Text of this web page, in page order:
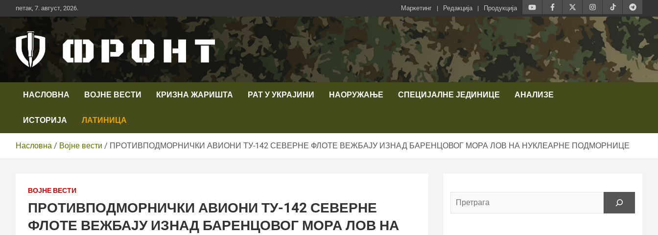
Скип
то
петак, 7. август, 2026. Маркетинг Редакција Продукција
Телевизија ФРОНТ
НАСЛОВНА ВОЈНЕ ВЕСТИ КРИЗНА ЖАРИШТА РАТ У УКРАЈИНИ НАОРУЖАЊЕ СПЕЦИЈАЛНЕ ЈЕДИНИЦЕ АНАЛИЗЕ
ИСТОРИЈА ЛАТИНИЦА
Насловна Војне вести ПРОТИВПОДМОРНИЧКИ АВИОНИ ТУ-142 СЕВЕРНЕ ФЛОТЕ ВЕЖБАЈУ ИЗНАД БАРЕНЦОВОГ МОРА ЛОВ НА НУКЛЕАРНЕ ПОДМОРНИЦЕ
ВОЈНЕ ВЕСТИ
ПРОТИВПОДМОРНИЧКИ АВИОНИ ТУ-142 СЕВЕРНЕ
ФЛОТЕ ВЕЖБАЈУ ИЗНАД БАРЕНЦОВОГ МОРА ЛОВ НА